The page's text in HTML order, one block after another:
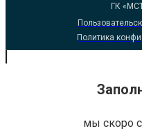
ГК
Политика
мы скоро